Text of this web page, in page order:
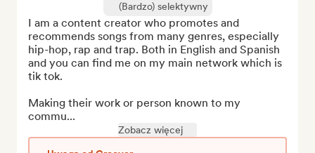
(Bardzo) selektywny
I am a content creator who promotes and
recommends songs from many genres, especially
hip-hop, rap and trap. Both in English and Spanish
and you can find me on my main network which is
tik tok.
Making their work or person known to my
commu...
Zobacz więcej